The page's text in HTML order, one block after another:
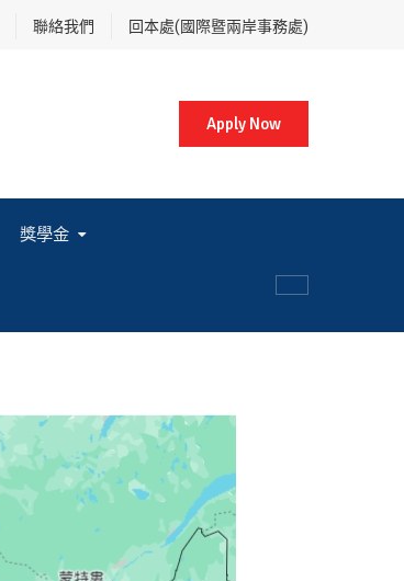
聯絡我們 回本處(國際暨兩岸事務處)
Apply Now
獎學金